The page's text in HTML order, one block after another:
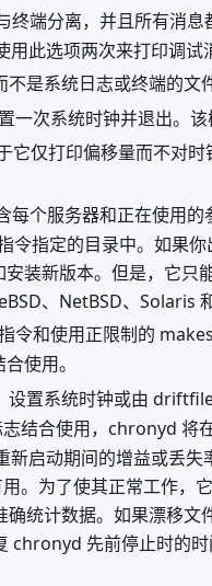
端分离，并且所有消息
此选项两次来打印调试
是系统日志或终端的文
次系统时钟并退出。该
它仅打印偏移量而不对
每个服务器和正在使用
指定的目录中。如果
装新版本。但是，它只
、NetBSD、Solaris
令和使用正限制的
使用。
设置系统时钟或由
结合使用，chronyd 将
启动期间的增益或丢失
。为了使其正常工作，
统计数据。如果漂移文
chronyd 先前停止时的时